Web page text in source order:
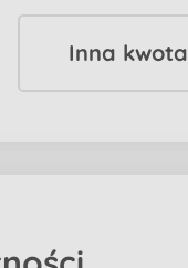
Inna kwota